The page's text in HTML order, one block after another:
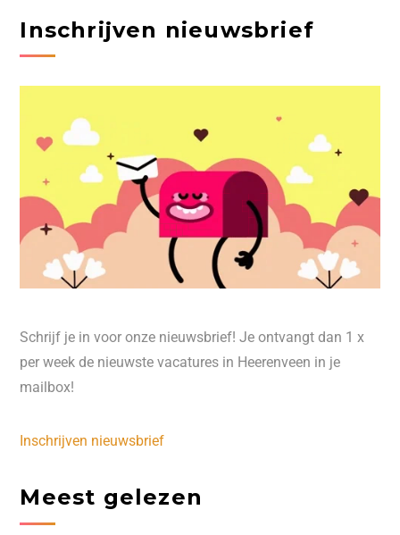
Inschrijven nieuwsbrief
Schrijf je in voor onze nieuwsbrief! Je ontvangt dan 1 x
per week de nieuwste vacatures in Heerenveen in je
mailbox!
Inschrijven nieuwsbrief
Meest gelezen